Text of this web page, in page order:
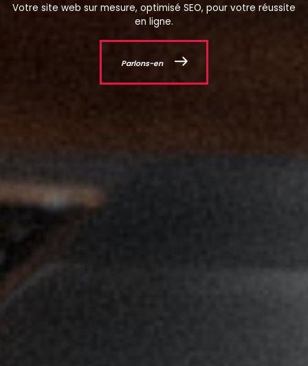
Votre site web sur mesure, optimisé SEO, pour votre réussite
en ligne.
Parlons-en